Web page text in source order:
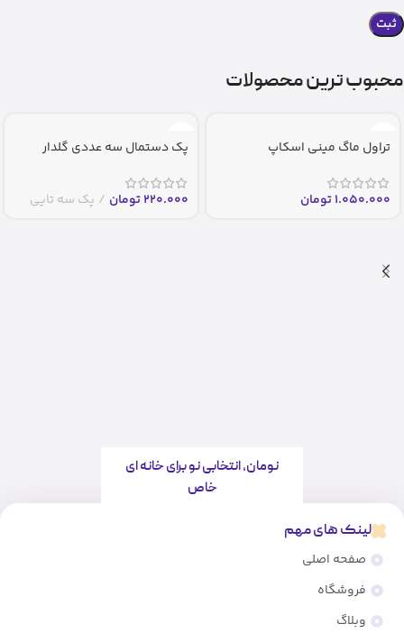
محبوب ترین محصولات
تراول ماگ مینی اسکاپ
1.050.000تومان
پک دستمال سه عددی گلدار
220.000تومان پک سه تایی
نومان، انتخابی نو برای خانه ای
خاص
لینک های مهم
صفحه اصلی
فروشگاه
وبلاگ